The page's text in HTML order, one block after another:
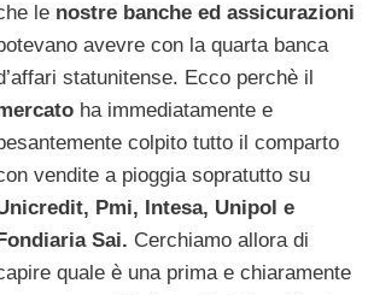
le nostre banche ed assicurazioni
avevre con la quarta banca
statunitense. Ecco perchè il
ha immediatamente e
colpito tutto il comparto
vendite a pioggia sopratutto su
Pmi, Intesa, Unipol e
Sai. Cerchiamo allora di
quale è una prima e chiaramente